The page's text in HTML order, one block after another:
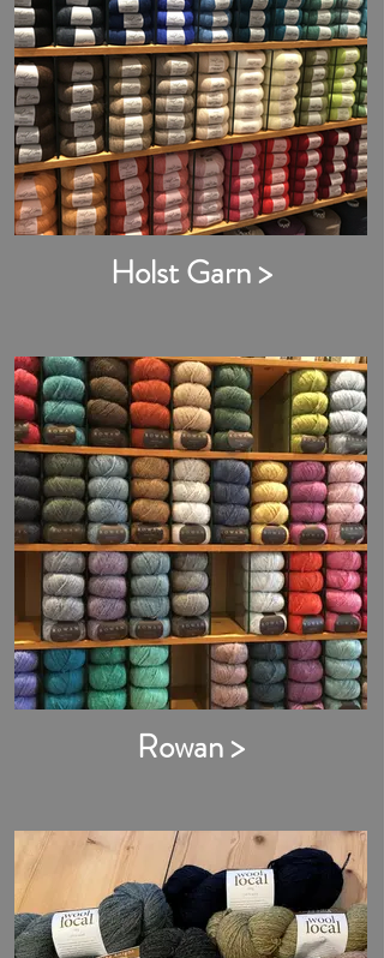
Holst Garn >
Rowan >